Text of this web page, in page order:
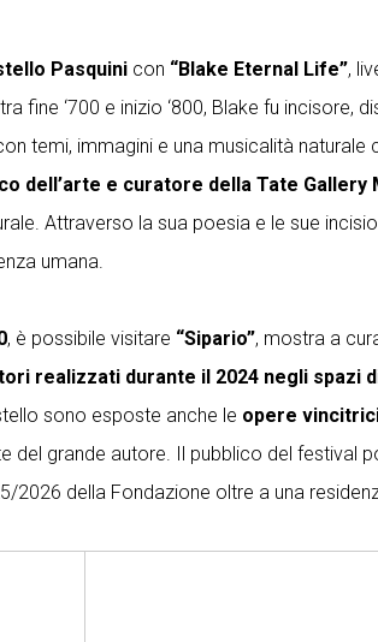
Pasquini con “Blake Eternal Life”,
tra fine ‘700 e inizio ‘800, Blake fu
temi, immagini e una musicalità naturale
e curatore della Tate Gallery
Attraverso la sua poesia e le sue
umana.
, è possibile visitare “Sipario”, mostra a
realizzati durante il 2024 negli spazi
sono esposte anche le opere
del grande autore. Il pubblico del festival
della Fondazione oltre a una